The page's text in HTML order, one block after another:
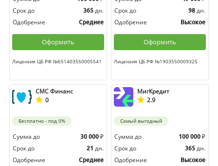
Срок до
365 дн.
Одобрение
Среднее
Оформить
Лицензия ЦБ РФ №651403550005541
Срок до
98 дн.
Одобрение
Высокое
Оформить
Лицензия ЦБ РФ №1903550009325
СМС Финанс
0
Бесплатно - под 0%
Сумма до 30 000 ₽
Срок до
21 дн.
Одобрение
Среднее
МигКредит
2.9
Самый выгодный
Сумма до 100 000 ₽
Срок до
365 дн.
Одобрение
Высокое